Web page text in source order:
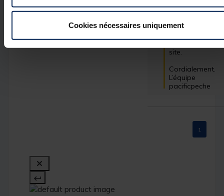
Cookies nécessaires uniquement
et nous
site.
Cordialement.
L’équipe
pacificpeche
1